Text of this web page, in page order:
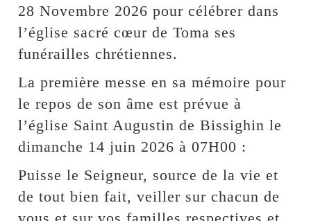
28 Novembre 2026 pour célébrer dans
l’église sacré cœur de Toma ses
funérailles chrétiennes.
La première messe en sa mémoire pour
le repos de son âme est prévue à
l’église Saint Augustin de Bissighin le
dimanche 14 juin 2026 à 07H00 :
Puisse le Seigneur, source de la vie et
de tout bien fait, veiller sur chacun de